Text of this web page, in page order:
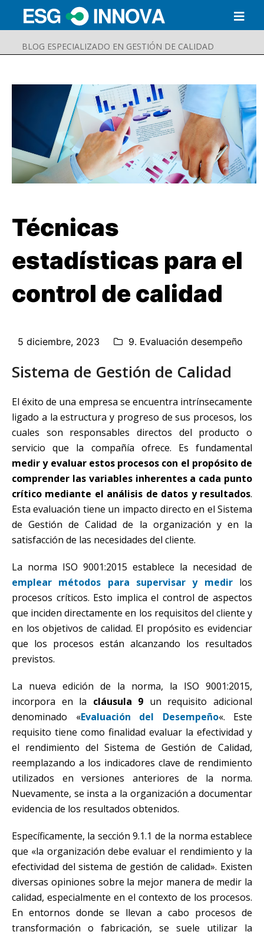
BLOG ESPECIALIZADO EN GESTIÓN DE CALIDAD
Buscar Enviar
Técnicas
estadísticas para el
control de calidad
5 diciembre, 2023 9. Evaluación desempeño
Sistema de Gestión de Calidad
El éxito de una empresa se encuentra intrínsecamente
ligado a la estructura y progreso de sus procesos, los
cuales son responsables directos del producto o
servicio que la compañía ofrece. Es fundamental
medir y evaluar estos procesos con el propósito de
comprender las variables inherentes a cada punto
crítico mediante el análisis de datos y resultados.
Esta evaluación tiene un impacto directo en el Sistema
de Gestión de Calidad de la organización y en la
satisfacción de las necesidades del cliente.
La norma ISO 9001:2015 establece la necesidad de
emplear métodos para supervisar y medirlos
procesos críticos. Esto implica el control de aspectos
que inciden directamente en los requisitos del cliente y
en los objetivos de calidad. El propósito es evidenciar
que los procesos están alcanzando los resultados
previstos.
La nueva edición de la norma, la ISO 9001:2015,
incorpora en la cláusula 9 un requisito adicional
denominado «Evaluación del Desempeño«. Este
requisito tiene como finalidad evaluar la efectividad y
el rendimiento del Sistema de Gestión de Calidad,
reemplazando a los indicadores clave de rendimiento
utilizados en versiones anteriores de la norma.
Nuevamente, se insta a la organización a documentar
evidencia de los resultados obtenidos.
Específicamente, la sección 9.1.1 de la norma establece
que «la organización debe evaluar el rendimiento y la
efectividad del sistema de gestión de calidad». Existen
diversas opiniones sobre la mejor manera de medir la
calidad, especialmente en el contexto de los procesos.
En entornos donde se llevan a cabo procesos de
transformación o fabricación, se suele utilizar la